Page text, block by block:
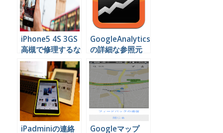
iPhone5 4S 3GS
高槻で修理するな
ら
GoogleAnalytics
の詳細な参照元
URLをiPad(mini)
で確認できるアプ
リ
iPadminiの連絡 Googleマップ